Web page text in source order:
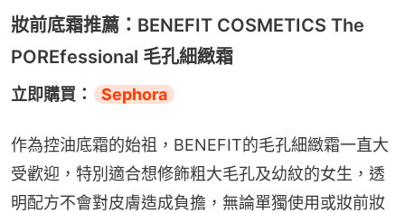
妝前底霜推薦：BENEFIT COSMETICS The
POREfessional 毛孔細緻霜
立即購買： Sephora
作為控油底霜的始祖，BENEFIT的毛孔細緻霜一直大
受歡迎，特別適合想修飾粗大毛孔及幼紋的女生，透
明配方不會對皮膚造成負擔，無論單獨使用或妝前妝